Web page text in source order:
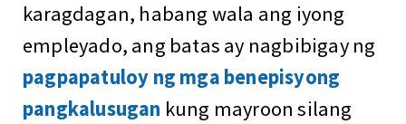
karagdagan, habang wala ang iyong
empleyado, ang batas ay nagbibigay ng
pagpapatuloy ng mga benepisyong
pangkalusugan kung mayroon silang